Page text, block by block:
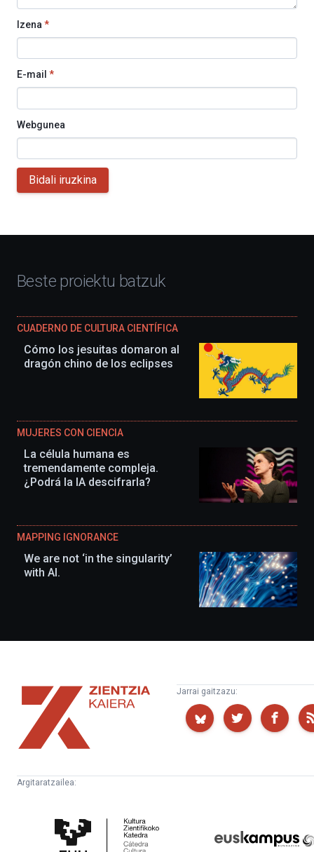
Izena *
E-mail *
Webgunea
Bidali iruzkina
Beste proiektu batzuk
CUADERNO DE CULTURA CIENTÍFICA
Cómo los jesuitas domaron al
dragón chino de los eclipses
MUJERES CON CIENCIA
La célula humana es
tremendamente compleja.
¿Podrá la IA descifrarla?
MAPPING IGNORANCE
We are not ‘in the singularity’
with AI.
Zientzia
Kaiera
Jarrai gaitzazu:
Argitaratzailea:
Zientifikoko
Katedra